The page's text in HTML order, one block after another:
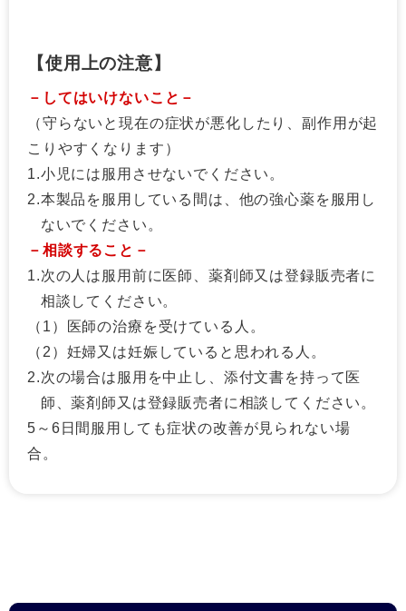
【使用上の注意】
－してはいけないこと－
（守らないと現在の症状が悪化したり、副作用が起
こりやすくなります）
1.小児には服用させないでください。
2.本製品を服用している間は、他の強心薬を服用し
ないでください。
－相談すること－
1.次の人は服用前に医師、薬剤師又は登録販売者に
相談してください。
（1）医師の治療を受けている人。
（2）妊婦又は妊娠していると思われる人。
2.次の場合は服用を中止し、添付文書を持って医
師、薬剤師又は登録販売者に相談してください。
5～6日間服用しても症状の改善が見られない場
合。